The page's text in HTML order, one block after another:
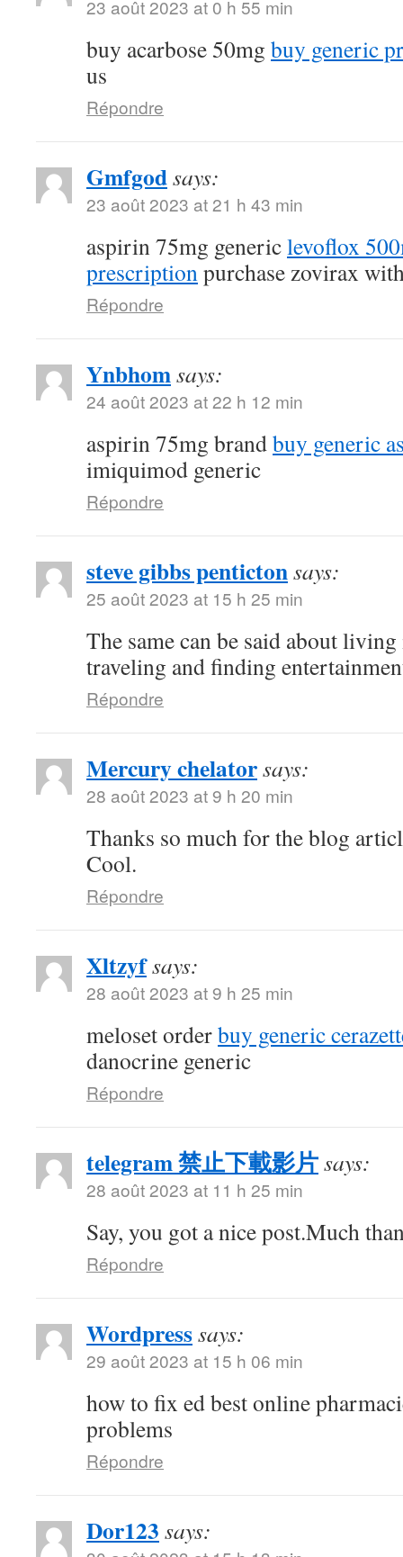
23 août 2023 at 0 h 55 min
buy acarbose 50mg buy generic
us
Répondre
Gmfgodsays:
23 août 2023 at 21 h 43 min
aspirin 75mg genericlevoflox
prescriptionpurchase zovirax
Répondre
Ynbhomsays:
24 août 2023 at 22 h 12 min
aspirin 75mg brandbuy generic
imiquimod generic
Répondre
steve gibbs pentictonsays:
25 août 2023 at 15 h 25 min
The same can be said about
traveling and finding
Répondre
Mercury chelatorsays:
28 août 2023 at 9 h 20 min
Thanks so much for the blog
Cool.
Répondre
Xltzyfsays:
28 août 2023 at 9 h 25 min
meloset orderbuy generic
danocrine generic
Répondre
telegram 禁止下載影片says:
28 août 2023 at 11 h 25 min
Say, you got a nice post.Much
Répondre
Wordpresssays:
29 août 2023 at 15 h 06 min
how to fix ed best online
problems
Répondre
Dor123 says: